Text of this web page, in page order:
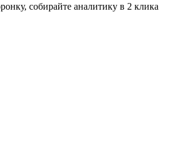
собирайте аналитику в 2 клика